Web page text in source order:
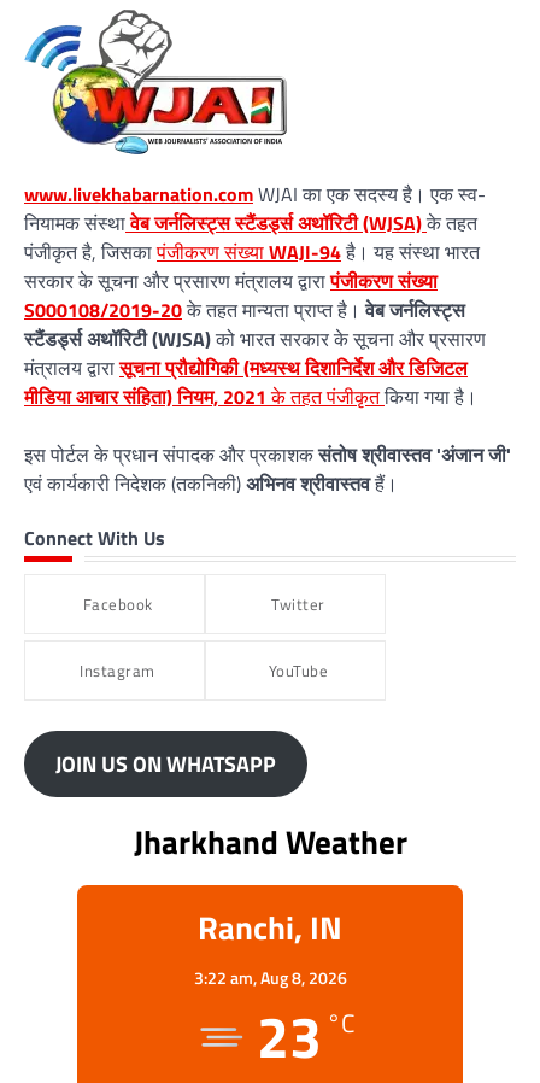
www.livekhabarnation.comWJAI का एक सदस्य है। एक स्व-
नियामक संस्थावेब जर्नलिस्ट्स स्टैंडर्ड्स अथॉरिटी (WJSA)के तहत
पंजीकृत है, जिसकापंजीकरण संख्याWAJI-94है। यह संस्था भारत
सरकार के सूचना और प्रसारण मंत्रालय द्वारापंजीकरण संख्या
S000108/2019-20के तहत मान्यता प्राप्त है।वेब जर्नलिस्ट्स
स्टैंडर्ड्स अथॉरिटी (WJSA)को भारत सरकार के सूचना और प्रसारण
मंत्रालय द्वारासूचना प्रौद्योगिकी (मध्यस्थ दिशानिर्देश और डिजिटल
मीडिया आचार संहिता) नियम, 2021 के तहत पंजीकृतकिया गया है।
इस पोर्टल के प्रधान संपादक और प्रकाशकसंतोष श्रीवास्तव 'अंजान जी'
एवं कार्यकारी निदेशक (तकनिकी)अभिनव श्रीवास्तवहैं।
Connect With Us
Facebook Twitter
Instagram YouTube
JOIN US ON WHATSAPP
Jharkhand Weather
Ranchi, IN
3:22 am,Aug 8, 2026
23 °C